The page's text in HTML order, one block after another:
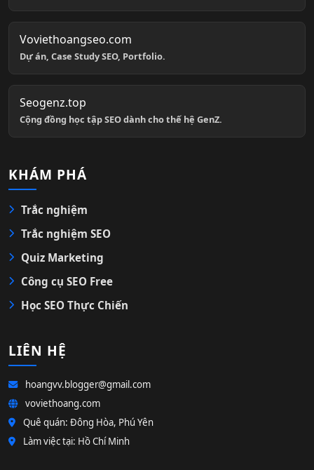
Voviethoangseo.com
Dự án, Case Study SEO, Portfolio.
Seogenz.top
Cộng đồng học tập SEO dành cho thế hệ GenZ.
KHÁM PHÁ
Trắc nghiệm
Trắc nghiệm SEO
Quiz Marketing
Công cụ SEO Free
Học SEO Thực Chiến
LIÊN HỆ
hoangvv.blogger@gmail.com
voviethoang.com
Quê quán: Đông Hòa, Phú Yên
Làm việc tại: Hồ Chí Minh